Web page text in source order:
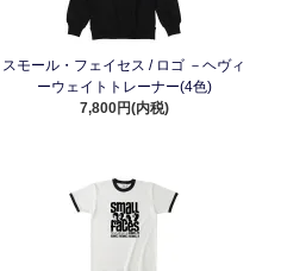
スモール・フェイセス / ロゴ －ヘヴィ
ーウェイトトレーナー(4色)
7,800円(内税)